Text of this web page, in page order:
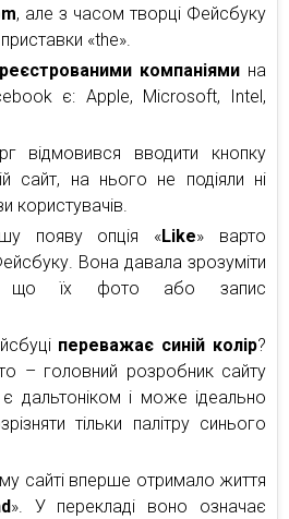
, але з часом творці Фейсбуку
«the».
компаніями на
є: Apple, Microsoft, Intel,
відмовився вводити кнопку
сайт, на нього не подіяли ні
користувачів.
появу опція «Like» варто
Вона давала зрозуміти
що їх фото або запис
переважає синій колір?
– головний розробник сайту
дальтоніком і може ідеально
тільки палітру синього
сайті вперше отримало життя
». У перекладі воно означає